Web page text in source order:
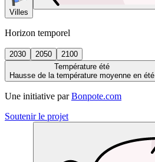
Villes
Horizon temporel
2030 2050
2100
Température été
Hausse de la température moyenne en été
Une initiative par Bonpote.com
Soutenir le projet